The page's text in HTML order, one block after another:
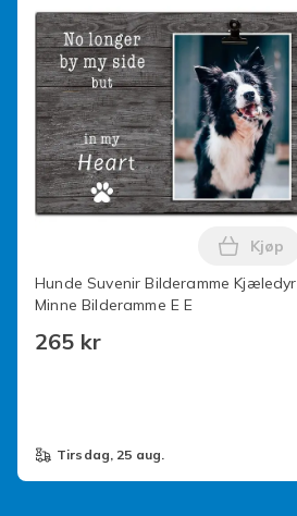
Black
Størrelse
2pcs
Artikkel nr.
7ec22606-19a8-4963-bb85-
Produktsikkerhetsinformasjon
Hunde Suvenir Bilderamme Kjæledyr
Minne Bilderamme E E
265 kr
Legg
Kjøp
tirsdag, 25 aug.